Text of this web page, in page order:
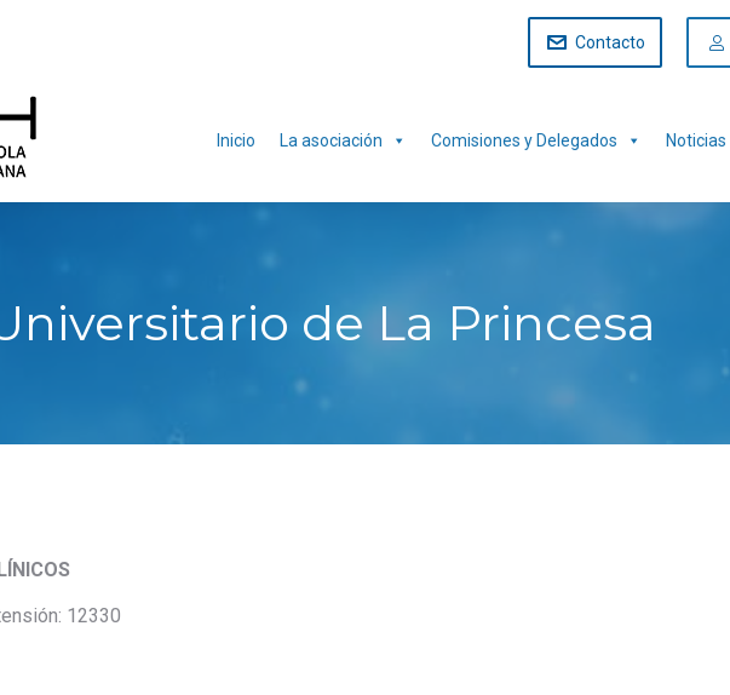
Contacto
Inicio La asociación Comisiones y Delegados Noticias
de La Princesa
12330